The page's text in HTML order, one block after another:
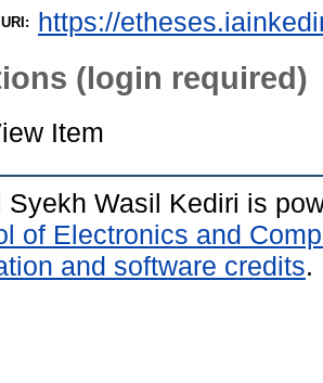
URI: https://
(login required)
Item
Syekh Wasil Kediri is
of Electronics and
and software credits.